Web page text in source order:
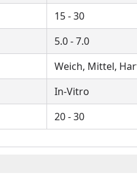
15 - 30
5.0 - 7.0
Weich, Mittel,
In-Vitro
20 - 30